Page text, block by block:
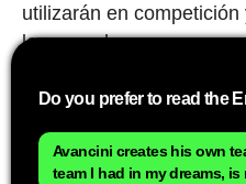
utilizarán en
los corredores para que
preocupaciones que dar
contarán también con
contenidos y
dar visibilidad a la labor
Do you prefer to read the
Avancini creates his own
team I had in my dreams,